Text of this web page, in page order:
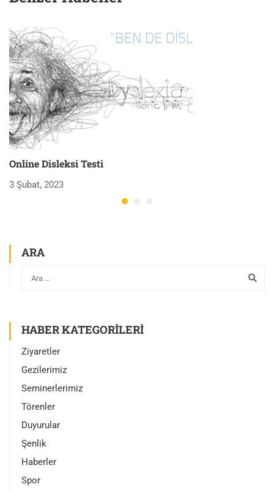
Online Disleksi Testi
3 Şubat, 2023
ARA
HABER KATEGORILERI
Ziyaretler
Gezilerimiz
Seminerlerimiz
Törenler
Duyurular
Şenlik
Haberler
Spor